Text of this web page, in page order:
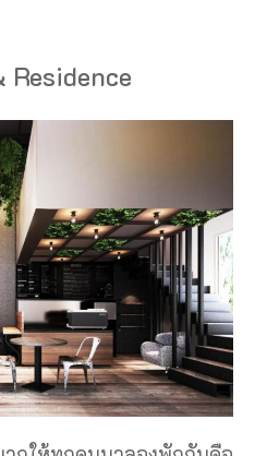
Residence